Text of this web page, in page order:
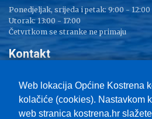
Web lokacija Općine Kostrena
kolačiće (cookies). Nastavkom
web stranica kostrena.hr
Ponedjeljak, srijeda i petak: 9:00 - 12:00
Utorak: 13:00 - 17:00
Četvrtkom se stranke ne primaju
Kontakt
Tel: 051/ 209 000
Fax: 051/ 289 400
E-mail:kostrena@kostrena.hr